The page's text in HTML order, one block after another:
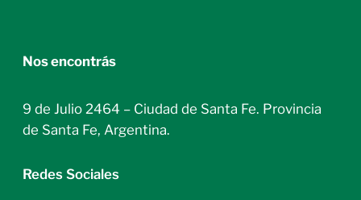
Nos encontrás
9 de Julio 2464 – Ciudad de Santa Fe. Provincia
de Santa Fe, Argentina.
Redes Sociales